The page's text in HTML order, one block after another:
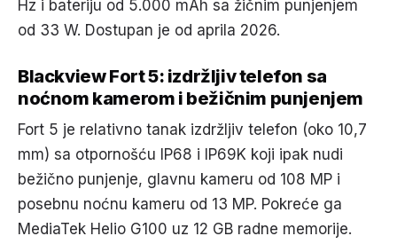
Hz i bateriju od 5.000 mAh sa žičnim punjenjem
od 33 W. Dostupan je od aprila 2026.
Blackview Fort 5: izdržljiv telefon sa
noćnom kamerom i bežičnim punjenjem
Fort 5 je relativno tanak izdržljiv telefon (oko 10,7
mm) sa otpornošću IP68 i IP69K koji ipak nudi
bežično punjenje, glavnu kameru od 108 MP i
posebnu noćnu kameru od 13 MP. Pokreće ga
MediaTek Helio G100 uz 12 GB radne memorije.